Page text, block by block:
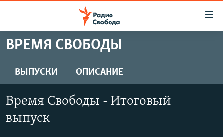
упрощенного
Вернуться
к
основному
содержанию
Вернутся
ПОДКАСТЫ
ЦИТАТЫ СВОБОДЫ
МНЕНИЯ
ВРЕМЯ СВОБОДЫ
ВЫПУСКИ ОПИСАНИЕ
Время Свободы - Итоговый
выпуск